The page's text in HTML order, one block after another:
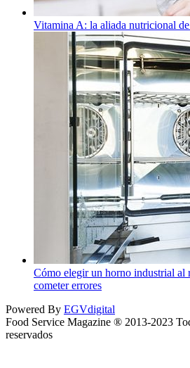
Vitamina A: la aliada nutricional
Cómo elegir un horno industrial al
cometer errores
Powered By EGVdigital
Food Service Magazine ® 2013-2023
reservados